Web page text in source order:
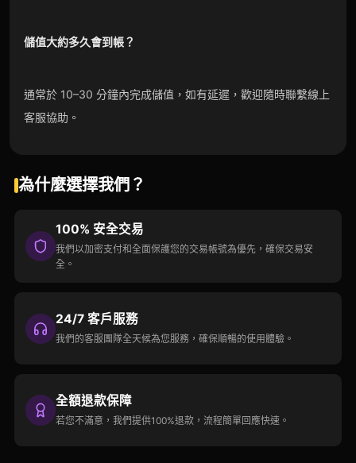
儲值大約多久會到帳？
通常於 10–30 分鐘內完成儲值，如有延遲，歡迎隨時聯繫線上
客服協助。
為什麼選擇我們？
100% 安全交易
我們以加密支付和全面保護您的交易帳號為優先，確保交易安
全。
24/7 客戶服務
我們的客服團隊全天候為您服務，確保順暢的使用體驗。
全額退款保障
若您不滿意，我們提供100%退款，流程簡單回應快速。